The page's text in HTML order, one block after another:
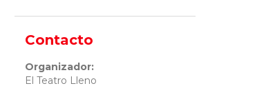
Contacto
Organizador:
El Teatro Lleno